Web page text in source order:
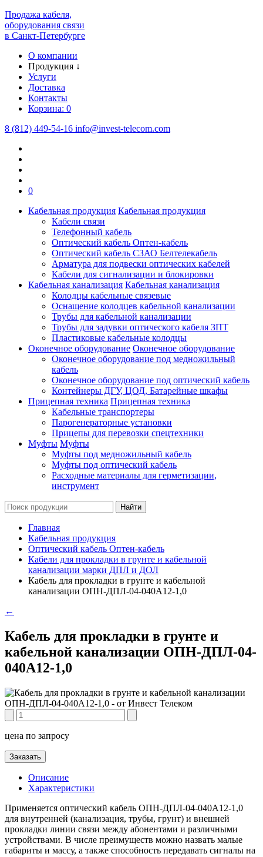
Продажа кабеля,
оборудования связи
в Санкт-Петербурге
О компании
Продукция ↓
Услуги
Доставка
Контакты
Корзина: 0
8 (812) 449-54-16 info@invest-telecom.com
0
Кабельная продукция Кабельная продукция
Кабели связи
Телефонный кабель
Оптический кабель Оптен-кабель
Оптический кабель СЗАО Белтелекабель
Арматура для подвески оптических кабелей
Кабели для сигнализации и блокировки
Кабельная канализация Кабельная канализация
Колодцы кабельные связевые
Оснащение колодцев кабельной канализации
Трубы для кабельной канализации
Трубы для задувки оптического кабеля ЗПТ
Пластиковые кабельные колодцы
Оконечное оборудование Оконечное оборудование
Оконечное оборудование под медножильный
кабель
Оконечное оборудование под оптический кабель
Контейнеры ДГУ, ЦОД, Батарейные шкафы
Прицепная техника Прицепная техника
Кабельные транспортеры
Парогенераторные установки
Прицепы для перевозки спецтехники
Муфты Муфты
Муфты под медножильный кабель
Муфты под оптический кабель
Расходные материалы для герметизации,
инструмент
Главная
Кабельная продукция
Оптический кабель Оптен-кабель
Кабели для прокладки в грунте и кабельной
канализации марки ДПЛ и ДОЛ
Кабель для прокладки в грунте и кабельной
канализации ОПН-ДПЛ-04-040А12-1,0
←
Кабель для прокладки в грунте и
кабельной канализации ОПН-ДПЛ-04-
040А12-1,0
цена по запросу
Заказать
Описание
Характеристики
Применяется оптический кабель ОПН-ДПЛ-04-040А12-1,0
для внутренней (канализация, трубы, грунт) и внешней
прокладки линии связи между абонентами и различными
устройствами. В числе преимуществ можно назвать малые
габариты и массу, а также способность передавать сигналы на